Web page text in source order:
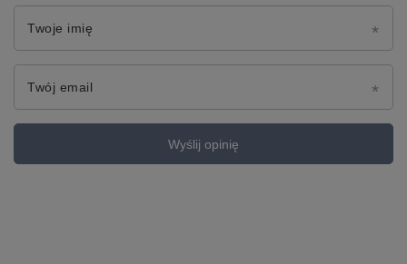
Twoje imię
Twój email
Wyślij opinię